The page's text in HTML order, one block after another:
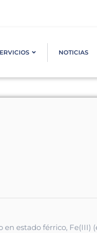
NOTICIAS
estado férrico, Fe(III)